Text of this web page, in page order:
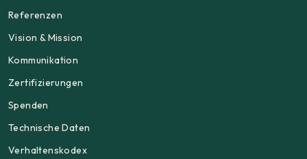
Referenzen
Vision & Mission
Kommunikation
Zertifizierungen
Spenden
Technische Daten
Verhaltenskodex